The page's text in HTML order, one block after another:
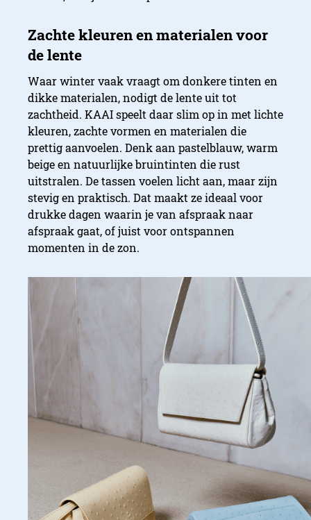
Waar winter vaak vraagt om donkere tinten en
dikke materialen, nodigt de lente uit tot
zachtheid. KAAI speelt daar slim op in met lichte
kleuren, zachte vormen en materialen die
prettig aanvoelen. Denk aan pastelblauw, warm
beige en natuurlijke bruintinten die rust
uitstralen. De tassen voelen licht aan, maar zijn
stevig en praktisch. Dat maakt ze ideaal voor
drukke dagen waarin je van afspraak naar
afspraak gaat, of juist voor ontspannen
momenten in de zon.